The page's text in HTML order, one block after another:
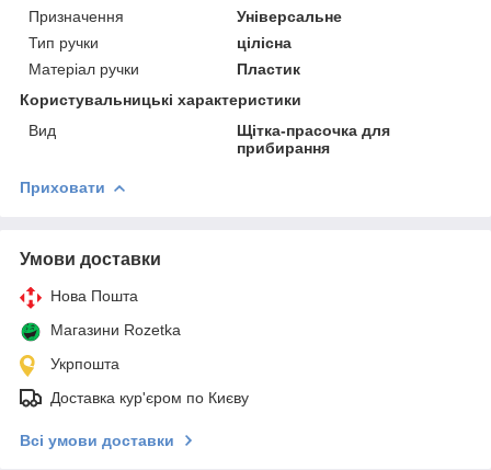
Призначення
Універсальне
Тип ручки
цілісна
Матеріал ручки
Пластик
Користувальницькі характеристики
Вид
Щітка-прасочка для
прибирання
Приховати
Умови доставки
Нова Пошта
Магазини Rozetka
Укрпошта
Доставка кур'єром по Києву
Всі умови доставки